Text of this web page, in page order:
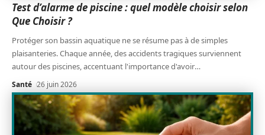
Test d’alarme de piscine : quel modèle choisir selon
Que Choisir ?
Protéger son bassin aquatique ne se résume pas à de simples
plaisanteries. Chaque année, des accidents tragiques surviennent
autour des piscines, accentuant l'importance d'avoir…
Santé 26 juin 2026